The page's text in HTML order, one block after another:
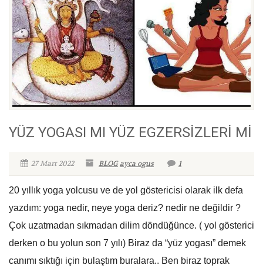
YÜZ YOGASI MI YÜZ EGZERSİZLERİ Mİ
27 Mart 2022 BLOG ayca ogus 1
20 yıllık yoga yolcusu ve de yol göstericisi olarak ilk defa
yazdım: yoga nedir, neye yoga deriz? nedir ne değildir ?
Çok uzatmadan sıkmadan dilim döndüğünce. ( yol gösterici
derken o bu yolun son 7 yılı) Biraz da “yüz yogası” demek
canımı sıktığı için bulaştım buralara.. Ben biraz toprak